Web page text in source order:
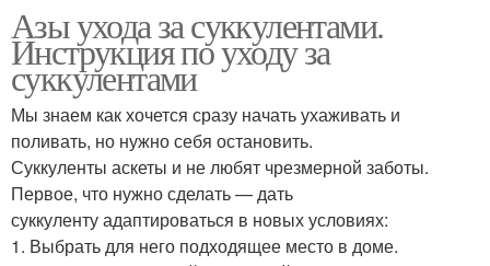
Азы ухода за суккулентами.
Инструкция по уходу за
суккулентами
Мы знаем как хочется сразу начать ухаживать и
поливать, но нужно себя остановить.
Суккуленты аскеты и не любят чрезмерной заботы.
Первое, что нужно сделать — дать
суккуленту адаптироваться в новых условиях:
1. Выбрать для него подходящее место в доме.